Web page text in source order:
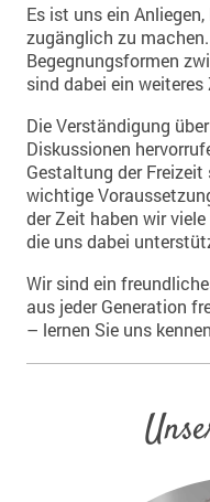
Es ist uns ein
zugänglich zu
Begegnungsformen
sind dabei ein
Die Verständigung
Diskussionen
Gestaltung der
wichtige
der Zeit haben wir
die uns dabei
Wir sind ein
aus jeder Generation
– lernen Sie uns